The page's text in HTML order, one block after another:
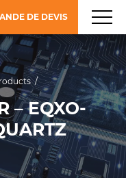
DE DEVIS
/
– EQXO-